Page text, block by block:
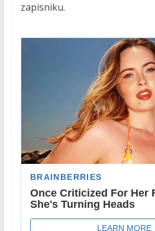
zapisniku.